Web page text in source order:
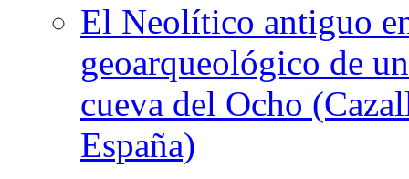
El Neolítico antiguo
geoarqueológico de
cueva del Ocho
España)